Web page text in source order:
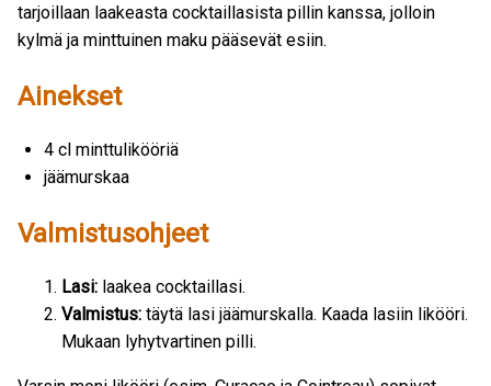
tarjoillaan laakeasta cocktaillasista pillin kanssa, jolloin
kylmä ja minttuinen maku pääsevät esiin.
Ainekset
4 cl minttulikööriä
jäämurskaa
Valmistusohjeet
Lasi: laakea cocktaillasi.
Valmistus: täytä lasi jäämurskalla. Kaada lasiin likööri.
Mukaan lyhytvartinen pilli.